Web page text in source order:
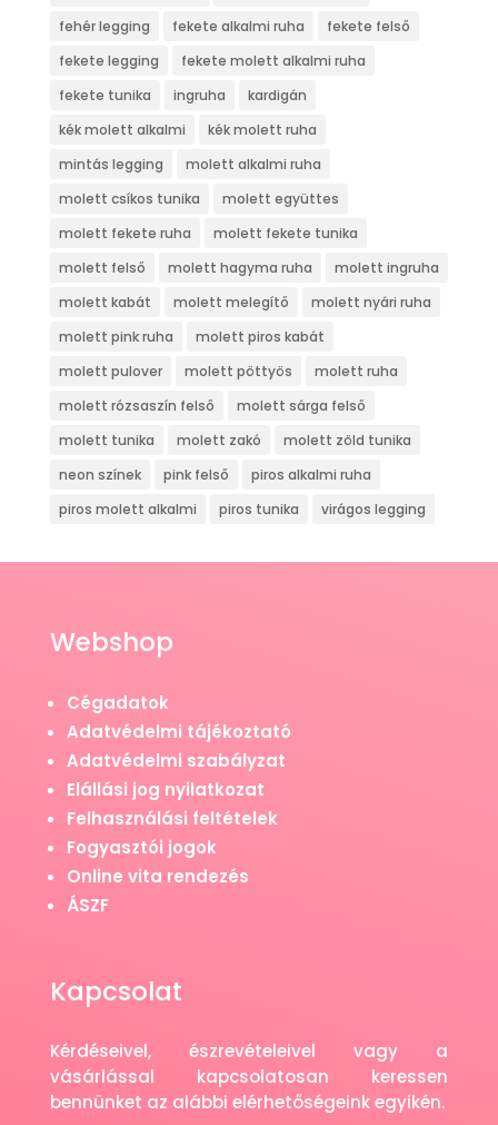
fehér legging
fekete alkalmi ruha
fekete felső
fekete legging
fekete molett alkalmi ruha
fekete tunika
ingruha
kardigán
kék molett alkalmi
kék molett ruha
mintás legging
molett alkalmi ruha
molett csíkos tunika
molett együttes
molett fekete ruha
molett fekete tunika
molett felső
molett hagyma ruha
molett ingruha
molett kabát
molett melegítő
molett nyári ruha
molett pink ruha
molett piros kabát
molett pulover
molett pöttyös
molett ruha
molett rózsaszín felső
molett sárga felső
molett tunika
molett zakó
molett zöld tunika
neon színek
pink felső
piros alkalmi ruha
piros molett alkalmi
piros tunika virágos legging
Webshop
Cégadatok
Adatvédelmi tájékoztató
Adatvédelmi szabályzat
Elállási jog nyilatkozat
Felhasználási feltételek
Fogyasztói jogok
Online vita rendezés
ÁSZF
Kapcsolat
Kérdéseivel, észrevételeivel vagy a
vásárlással kapcsolatosan keressen
bennünket az alábbi elérhetőségeink egyikén.